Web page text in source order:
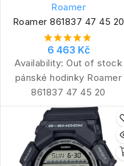
Roamer
Roamer 861837 47 45 20
6 463 Kč
Availability: Out of stock
pánské hodinky Roamer
861837 47 45 20